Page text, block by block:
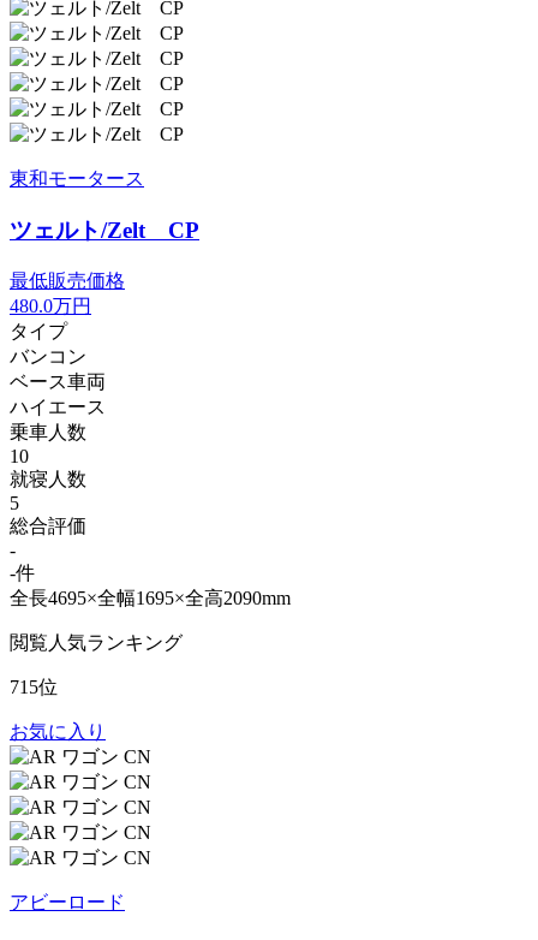
東和モータース
ツェルト/Zelt CP
最低販売価格
480.0万円
タイプ
バンコン
ベース車両
ハイエース
乗車人数
10
就寝人数
5
総合評価
-
-件
全長4695×全幅1695×全高2090mm
閲覧人気ランキング
715位
お気に入り
アビーロード